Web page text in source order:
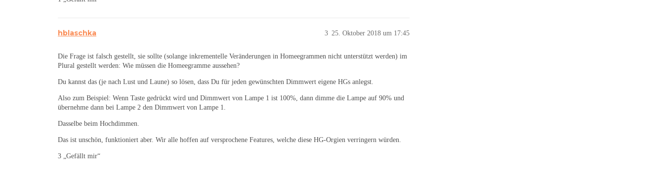
hblaschka 25. Oktober 2018 um 17:45
3
Die Frage ist falsch gestellt, sie sollte (solange inkrementelle Veränderungen in Homeegrammen nicht unterstützt werden) im
Plural gestellt werden: Wie müssen die Homeegramme aussehen?
Du kannst das (je nach Lust und Laune) so lösen, dass Du für jeden gewünschten Dimmwert eigene HGs anlegst.
Also zum Beispiel: Wenn Taste gedrückt wird und Dimmwert von Lampe 1 ist 100%, dann dimme die Lampe auf 90% und
übernehme dann bei Lampe 2 den Dimmwert von Lampe 1.
Dasselbe beim Hochdimmen.
Das ist unschön, funktioniert aber. Wir alle hoffen auf versprochene Features, welche diese HG-Orgien verringern würden.
3 „Gefällt mir“